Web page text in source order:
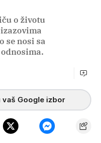
o životu
se nosi sa
vaš Google izbor